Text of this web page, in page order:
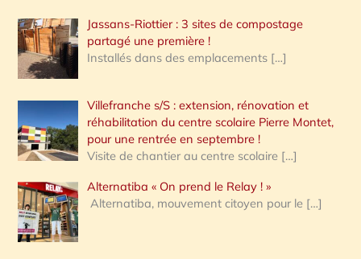
Jassans-Riottier : 3 sites de compostage
partagé une première !
Installés dans des emplacements […]
Villefranche s/S : extension, rénovation et
réhabilitation du centre scolaire Pierre Montet,
pour une rentrée en septembre !
Visite de chantier au centre scolaire […]
Alternatiba « On prend le Relay ! »
Alternatiba, mouvement citoyen pour le […]